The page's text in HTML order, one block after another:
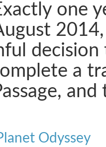
one
decision
a
Odyssey